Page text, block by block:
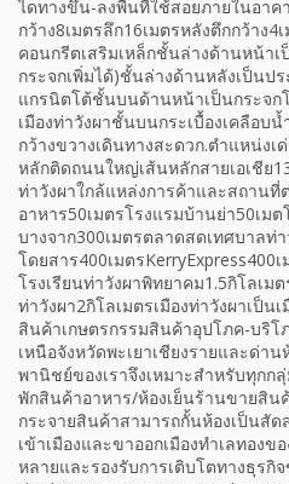
ไดทางขึ้น-ลงพื้นที่ใช้สอยภายในอาค
กว้าง8เมตรลึก16เมตรหลังตึกกว้าง
คอนกรีตเสริมเหล็กชั้นล่างด้านหน้า
กระจกเพิ่มได้)ชั้นล่างด้านหลังเป็นป
แกรนิตโต้ชั้นบนด้านหน้าเป็นกระจก
เมืองท่าวังผาชั้นบนกระเบื้องเคลือบ
กว้างขวางเดินทางสะดวก.ตำแหน่ง
หลักติดถนนใหญ่เส้นหลักสายเอเชีย
ท่าวังผาใกล้แหล่งการค้าและสถานที่
อาหาร50เมตรโรงแรมบ้านย่า50เม
บางจาก300เมตรตลาดสดเทศบาลท่
โดยสาร400เมตรKerryExpress400
โรงเรียนท่าวังผาพิทยาคม1.5กิโลเม
ท่าวังผา2กิโลเมตรเมืองท่าวังผาเป็น
สินค้าเกษตรกรรมสินค้าอุปโภค-บริ
เหนือจังหวัดพะเยาเชียงรายและด่า
พานิชย์ของเราจึงเหมาะสำหรับทุก
พักสินค้าอาหาร/ห้องเย็นร้านขายสิน
กระจายสินค้าสามารถกั้นห้องเป็นสั
เข้าเมืองและขาออกเมืองทำเลทอง
หลายและรองรับการเติบโตทางธุรกิจ